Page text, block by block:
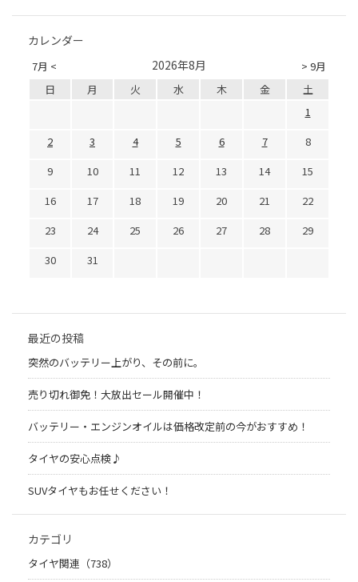
カレンダー
7月 < > 9月
2026年8月
日 月 火 水 木 金
土
1
2
3 4 5 6 7
8
9
10 11 12 13 14
15
16
17 18 19 20 21
22
23
24 25 26 27 28
29
30
31
最近の投稿
突然のバッテリー上がり、その前に。
売り切れ御免！大放出セール開催中！
バッテリー・エンジンオイルは価格改定前の今がおすすめ！
タイヤの安心点検♪
SUVタイヤもお任せください！
カテゴリ
タイヤ関連（738）